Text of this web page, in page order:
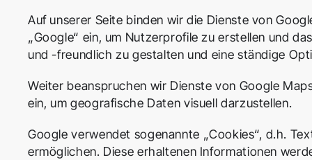
Auf unserer Seite binden wir die Dienste von
„Google“ ein, um Nutzerprofile zu erstellen und
und -freundlich zu gestalten und eine ständige
Weiter beanspruchen wir Dienste von Google
ein, um geografische Daten visuell darzustellen.
Google verwendet sogenannte „Cookies“, d.h.
ermöglichen. Diese erhaltenen Informationen